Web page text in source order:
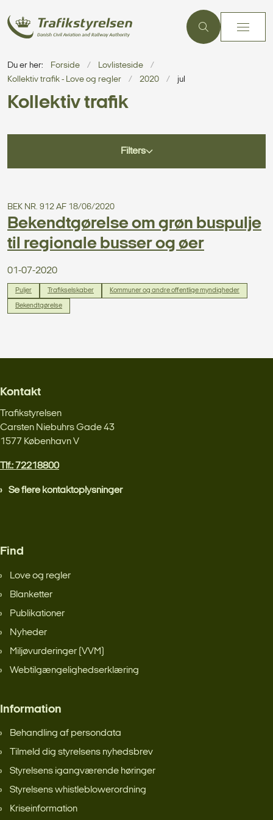
Du er her: Forside
Lovlisteside
Kollektiv trafik - Love og regler
2020 jul
Kollektiv trafik
Filters
BEK NR. 912 AF 18/06/2020
Bekendtgørelse om grøn buspulje
til regionale busser og øer
01-07-2020
Puljer Trafikselskaber Kommuner og andre offentlige myndigheder
Bekendtgørelse
Kontakt
Trafikstyrelsen
Carsten Niebuhrs Gade 43
1577 København V
Tlf.: 72218800
Se flere kontaktoplysninger
Find
Love og regler
Blanketter
Publikationer
Nyheder
Miljøvurderinger (VVM)
Webtilgængelighedserklæring
Information
Behandling af persondata
Tilmeld dig styrelsens nyhedsbrev
Styrelsens igangværende høringer
Styrelsens whistleblowerordning
Kriseinformation